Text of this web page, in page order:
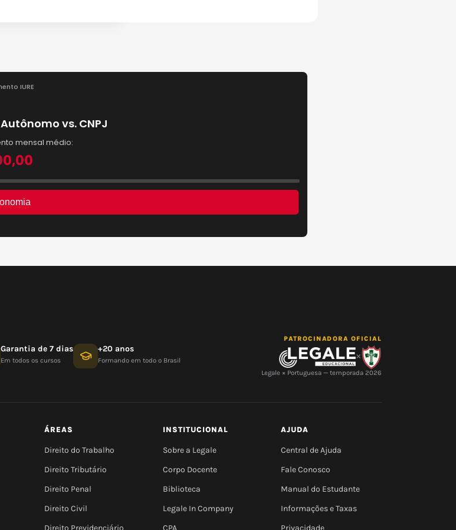
Garantia de 7 dias
Em todos os cursos
+20 anos
Formando em todo o Brasil
PATROCINADORA OFICIAL
×
Legale × Portuguesa — temporada 2026
ÁREAS
Direito do Trabalho
Direito Tributário
Direito Penal
Direito Civil
Direito Previdenciário
INSTITUCIONAL
Sobre a Legale
Corpo Docente
Biblioteca
Legale In Company
CPA
AJUDA
Central de Ajuda
Fale Conosco
Manual do Estudante
Informações e Taxas
Privacidade